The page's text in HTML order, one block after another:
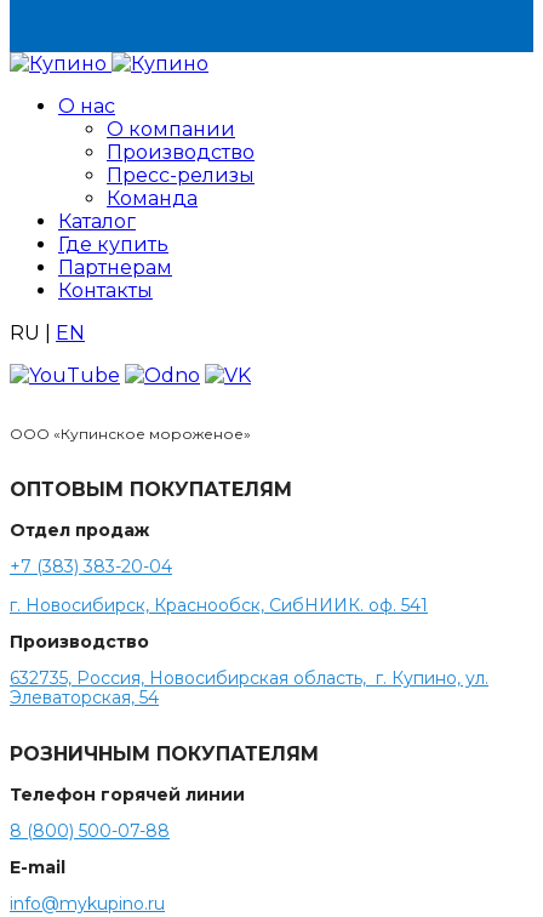
О нас
О компании
Производство
Пресс-релизы
Команда
Каталог
Где купить
Партнерам
Контакты
RU
EN
ООО «Купинское мороженое»
ОПТОВЫМ ПОКУПАТЕЛЯМ
Отдел продаж
+7 (383) 383-20-04
г. Новосибирск, Краснообск, СибНИИК. оф. 541
Производство
632735, Россия, Новосибирская область, г. Купино, ул.
Элеваторская, 54
РОЗНИЧНЫМ ПОКУПАТЕЛЯМ
Телефон горячей линии
8 (800) 500-07-88
E-mail
info@mykupino.ru